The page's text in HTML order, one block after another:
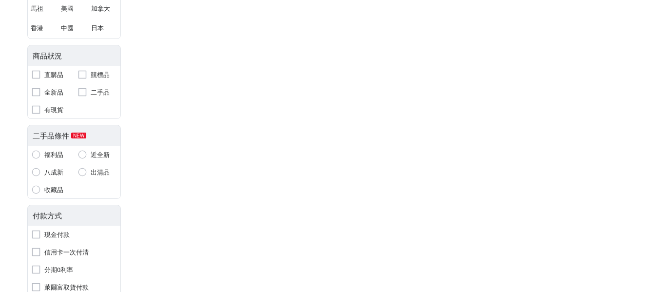
馬祖 美國 加拿大
香港 中國 日本
商品狀況
直購品
競標品
全新品
二手品
有現貨
二手品條件 NEW
福利品
近全新
八成新
出清品
收藏品
付款方式
現金付款
信用卡一次付清
分期0利率
萊爾富取貨付款